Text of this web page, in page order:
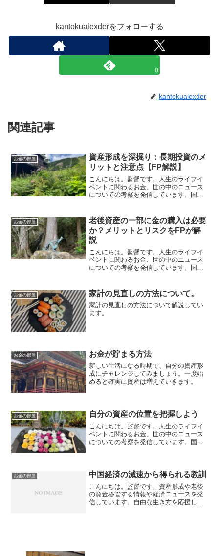
kantokualexderをフォローする
0
kantokualexder
関連記事
お金の部屋
資産形成を深掘り：長期投資のメ
リットと注意点【FP解説】
こんにちは。監督です。人生のライフイ
ベントに関わるお金、世の中のニュース
についての考察を発信しています。国家
しばらくの間不定期に更新します（プロ
モーションを含みます...
お金の部屋
老後資産の一部に金の購入は必要
か？メリットとリスクをFPが解
説
こんにちは。監督です。人生のライフイ
ベントに関わるお金、世の中のニュース
についての考察を発信しています。国家
しばらくの間不定期に更新します（プロ
モーションを含みます...
お金の部屋 家計の見直しの方法について。
家計の見直しの方法について解説してい
ます。
お金の部屋 お金が貯まる方法
新しい生活になる時期で、自分の資産形
成にチャレンジしてみましょう。一度始
めると確実に資産は増えていきます。
お金の部屋 自分の資産の位置を把握しよう
こんにちは。監督です。人生のライフイ
ベントに関わるお金、世の中のニュース
についての考察を発信しています。国家
ョンを含みます）。...
お金の部屋 中国経済の減速から得られる教訓
こんにちは。監督です。資産形成や老後
の資金移管する情報や経済ニュースを発
信しています。自由な生き方を応援して